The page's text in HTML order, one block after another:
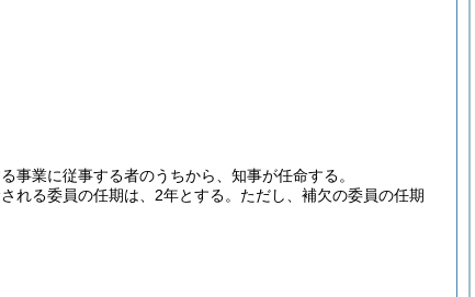
事業に従事する者のうちから、知事が任命する。
れる委員の任期は、2年とする。 ただし、補欠の委員の任期